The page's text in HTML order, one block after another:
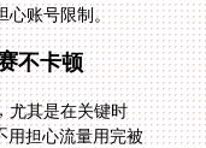
心账号限制。
不卡顿
尤其是在关键时
用担心流量用完被
技术，将影音和游戏流量
精选的回国影音、游戏加
直播画面高清流畅，即使
越南看B站世界杯直播，